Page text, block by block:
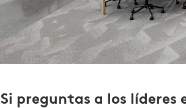
Si preguntas a los